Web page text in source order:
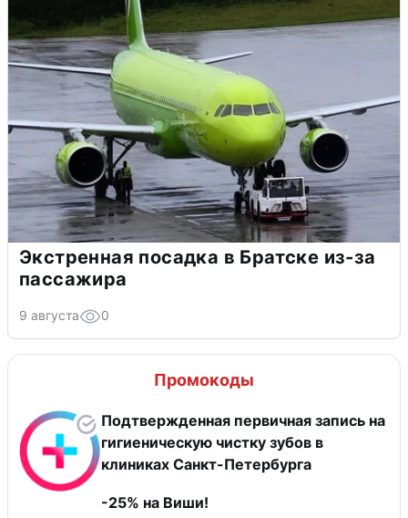
Экстренная посадка в Братске из-за
пассажира
9 августа 0
Промокоды
Подтвержденная первичная запись на
гигиеническую чистку зубов в
клиниках Санкт-Петербурга
-25% на Виши!